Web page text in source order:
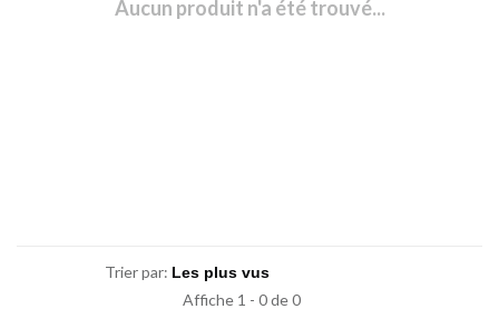
Aucun produit n'a été trouvé...
Trier par:
Affiche 1 - 0 de 0